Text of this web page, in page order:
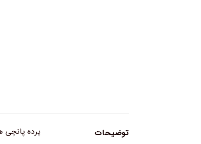
توضیحات
پرده پانچی